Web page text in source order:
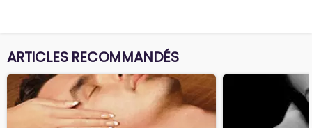
ARTICLES RECOMMANDÉS